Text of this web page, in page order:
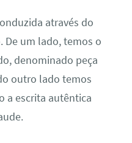
através do
De um lado, temos o
denominado peça
outro lado temos
a escrita autêntica